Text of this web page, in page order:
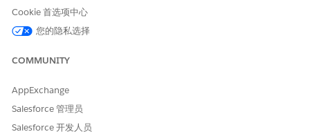
估计的 CVSS 得分范围
高 (7.0–8.9)。
风险影响注意事项
不实施较短的令牌生命周期和受限的属性集会助长未经授权获取个
人标识符，并增加对组织身份层成功进行重放攻击的可能性。
Cookie 首选项中心
您的隐私选择
COMMUNITY
AppExchange
Salesforce 管理员
Salesforce 开发人员